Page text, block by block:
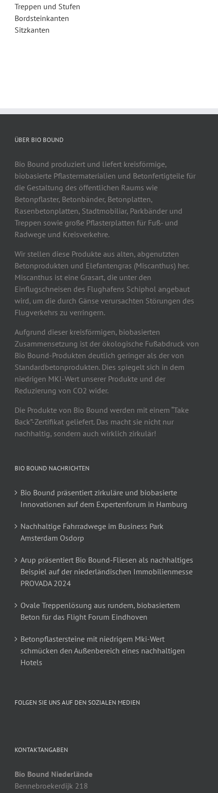
Treppen und Stufen
Bordsteinkanten
Sitzkanten
ÜBER BIO BOUND
Bio Bound produziert und liefert kreisförmige,
biobasierte Pflastermaterialien und Betonfertigteile für
die Gestaltung des öffentlichen Raums wie
Betonpflaster, Betonbänder, Betonplatten,
Rasenbetonplatten, Stadtmobiliar, Parkbänder und
Treppen sowie große Pflasterplatten für Fuß- und
Radwege und Kreisverkehre.
Wir stellen diese Produkte aus alten, abgenutzten
Betonprodukten und Elefantengras (Miscanthus) her.
Miscanthus ist eine Grasart, die unter den
Einflugschneisen des Flughafens Schiphol angebaut
wird, um die durch Gänse verursachten Störungen des
Flugverkehrs zu verringern.
Aufgrund dieser kreisförmigen, biobasierten
Zusammensetzung ist der ökologische Fußabdruck von
Bio Bound-Produkten deutlich geringer als der von
Standardbetonprodukten. Dies spiegelt sich in dem
niedrigen MKI-Wert unserer Produkte und der
Reduzierung von CO2 wider.
Die Produkte von Bio Bound werden mit einem “Take
Back”-Zertifikat geliefert. Das macht sie nicht nur
nachhaltig, sondern auch wirklich zirkulär!
BIO BOUND NACHRICHTEN
Bio Bound präsentiert zirkuläre und biobasierte
Innovationen auf dem Expertenforum in Hamburg
Nachhaltige Fahrradwege im Business Park
Amsterdam Osdorp
Arup präsentiert Bio Bound-Fliesen als nachhaltiges
Beispiel auf der niederländischen Immobilienmesse
PROVADA 2024
Ovale Treppenlösung aus rundem, biobasiertem
Beton für das Flight Forum Eindhoven
Betonpflastersteine mit niedrigem Mki-Wert
schmücken den Außenbereich eines nachhaltigen
Hotels
FOLGEN SIE UNS AUF DEN SOZIALEN MEDIEN
KONTAKTANGABEN
Bio Bound Niederlände
Bennebroekerdijk 218